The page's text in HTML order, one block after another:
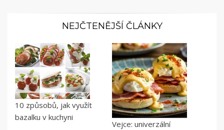
NEJČTENĚJŠÍ ČLÁNKY
10 způsobů, jak využít
bazalku v kuchyni
Vejce: univerzální